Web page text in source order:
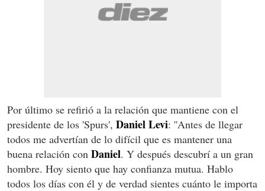
Por último se refirió a la relación que mantiene con el
presidente de los 'Spurs', Daniel Levi: ''Antes de llegar
todos me advertían de lo difícil que es mantener una
buena relación con Daniel. Y después descubrí a un gran
hombre. Hoy siento que hay confianza mutua. Hablo
todos los días con él y de verdad sientes cuánto le importa